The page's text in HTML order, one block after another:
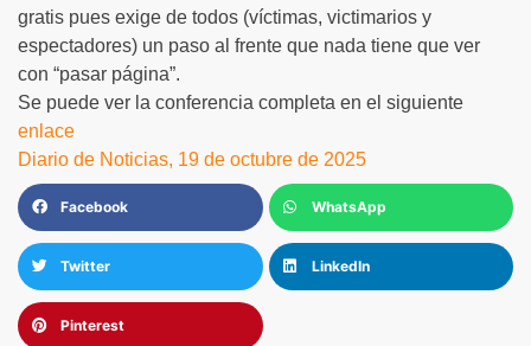
gratis pues exige de todos (víctimas, victimarios y
espectadores) un paso al frente que nada tiene que ver
con “pasar página”.
Se puede ver la conferencia completa en el siguiente
enlace
Diario de Noticias, 19 de octubre de 2025
Facebook WhatsApp
Twitter LinkedIn
Pinterest